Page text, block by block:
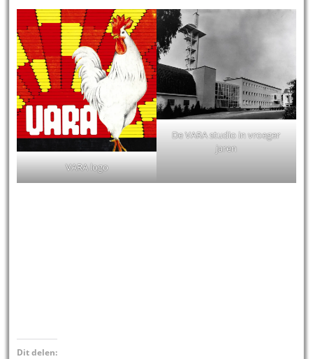
VARA logo
De VARA studio in vroeger
jaren
Dit delen: